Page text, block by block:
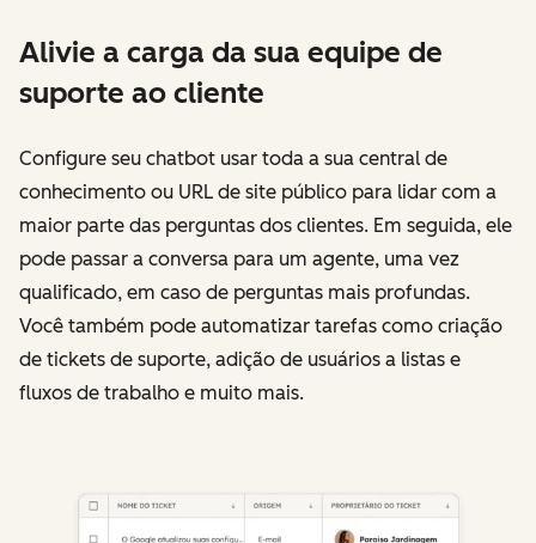
Alivie a carga da sua equipe de
suporte ao cliente
Configure seu chatbot usar toda a sua central de
conhecimento ou URL de site público para lidar com a
maior parte das perguntas dos clientes. Em seguida, ele
pode passar a conversa para um agente, uma vez
qualificado, em caso de perguntas mais profundas.
Você também pode automatizar tarefas como criação
de tickets de suporte, adição de usuários a listas e
fluxos de trabalho e muito mais.